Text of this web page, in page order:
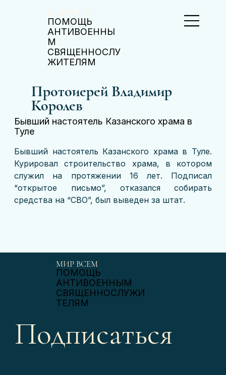
МИР ВСЕМ
ПОМОЩЬ
АНТИВОЕННЫ
М
СВЯЩЕННОСЛУ
ЖИТЕЛЯМ
Протоиерей Владимир
Королев
Бывший настоятель Казанского храма в
Туле
Бывший настоятель Казанского храма в Туле.
Курировал строительство храма, в котором
служил на протяжении 16 лет. Подписал
“открытое письмо”, отказался собирать
средства на “СВО”, был выведен за штат.
МИР ВСЕМ
ПОМОЩЬ
АНТИВОЕННЫМ
СВЯЩЕННОСЛУЖИ
ТЕЛЯМ
Подписаться